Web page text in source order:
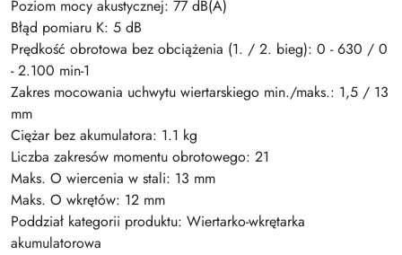
Poziom mocy akustycznej: 77 dB(A)
Błąd pomiaru K: 5 dB
Prędkość obrotowa bez obciążenia (1. / 2. bieg): 0 - 630 / 0
- 2.100 min-1
Zakres mocowania uchwytu wiertarskiego min./maks.: 1,5 / 13
mm
Ciężar bez akumulatora: 1.1 kg
Liczba zakresów momentu obrotowego: 21
Maks. O wiercenia w stali: 13 mm
Maks. O wkrętów: 12 mm
Poddział kategorii produktu: Wiertarko-wkrętarka
akumulatorowa